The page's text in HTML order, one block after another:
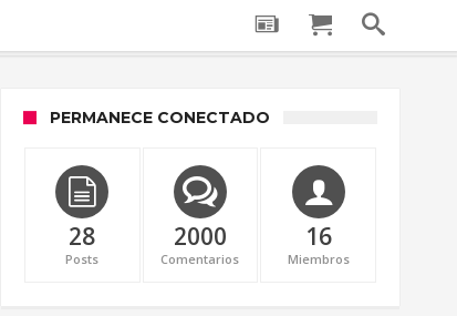
PERMANECE CONECTADO
28
Posts
2000
Comentarios
16
Miembros